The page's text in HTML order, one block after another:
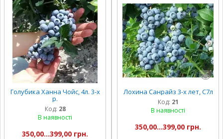
Голубика Ханна Чойс, 4л. 3-х
р.
Код: 28
В наявності
350,00...399,00 грн.
Лохина Санрайз 3-х лет, С7л
Код: 21
В наявності
350,00...399,00 грн.